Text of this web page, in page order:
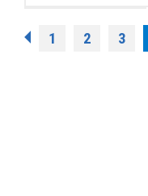
Σελίδες
1 2 3